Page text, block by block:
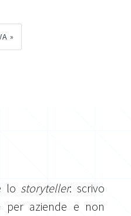
»
lo storyteller: scrivo
per aziende e non